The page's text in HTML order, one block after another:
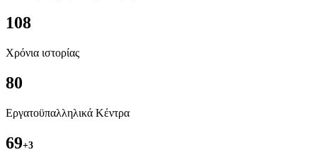
108
Χρόνια ιστορίας
80
Εργατοϋπαλληλικά Κέντρα
69+3